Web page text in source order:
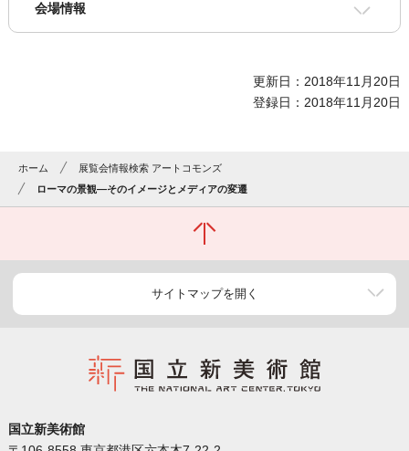
会場情報
更新日：2018年11月20日
登録日：2018年11月20日
ホーム
展覧会情報検索 アートコモンズ
ローマの景観―そのイメージとメディアの変遷
サイトマップを開く
国立新美術館